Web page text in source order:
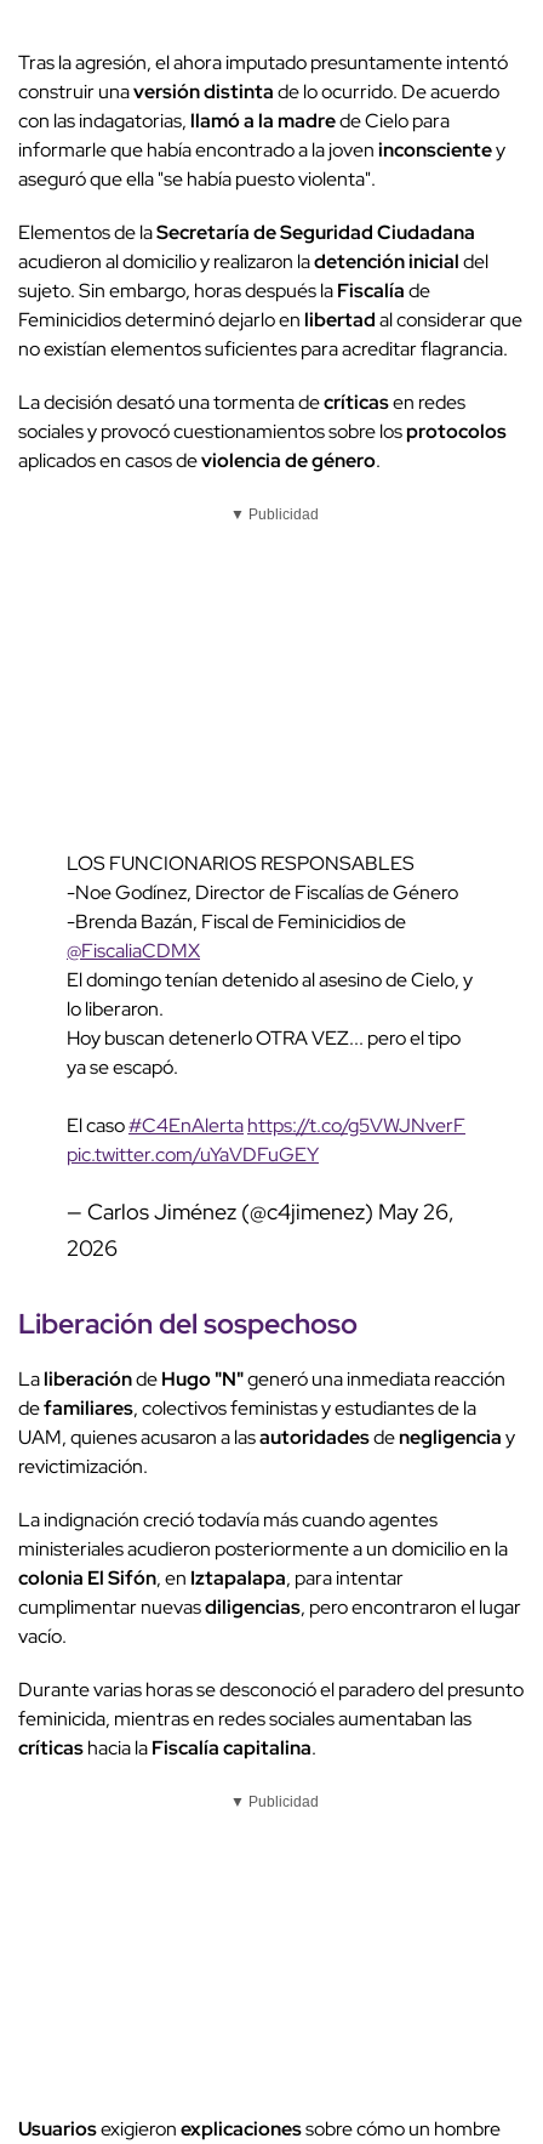
Tras la agresión, el ahora imputado presuntamente intentó
construir unaversión distintade lo ocurrido. De acuerdo
con las indagatorias,llamó a la madrede Cielo para
informarle que había encontrado a la joveninconscientey
aseguró que ella "se había puesto violenta".
Elementos de laSecretaría de Seguridad Ciudadana
acudieron al domicilio y realizaron ladetención inicialdel
sujeto. Sin embargo, horas después laFiscalíade
Feminicidios determinó dejarlo enlibertadal considerar que
no existían elementos suficientes para acreditar flagrancia.
La decisión desató una tormenta decríticasen redes
sociales y provocó cuestionamientos sobre losprotocolos
aplicados en casos deviolencia de género.
▼ Publicidad
LOS FUNCIONARIOS RESPONSABLES
-Noe Godínez, Director de Fiscalías de Género
-Brenda Bazán, Fiscal de Feminicidios de
@FiscaliaCDMX
El domingo tenían detenido al asesino de Cielo, y
lo liberaron.
Hoy buscan detenerlo OTRA VEZ... pero el tipo
ya se escapó.
El caso#C4EnAlertahttps://t.co/g5VWJNverF
pic.twitter.com/uYaVDFuGEY
— Carlos Jiménez (@c4jimenez) May 26,
2026
Liberacióndel sospechoso
LaliberacióndeHugo "N"generó una inmediata reacción
defamiliares, colectivos feministas y estudiantes de la
UAM, quienes acusaron a lasautoridadesdenegligenciay
revictimización.
La indignación creció todavía más cuando agentes
ministeriales acudieron posteriormente a un domicilio en la
colonia El Sifón, en Iztapalapa, para intentar
cumplimentar nuevasdiligencias, pero encontraron el lugar
vacío.
Durante varias horas se desconoció el paradero del presunto
feminicida, mientras en redes sociales aumentaban las
críticashacia laFiscalía capitalina.
▼ Publicidad
Usuariosexigieronexplicacionessobre cómo un hombre